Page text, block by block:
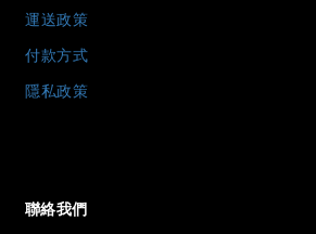
運送政策
付款方式
隱私政策
聯絡我們